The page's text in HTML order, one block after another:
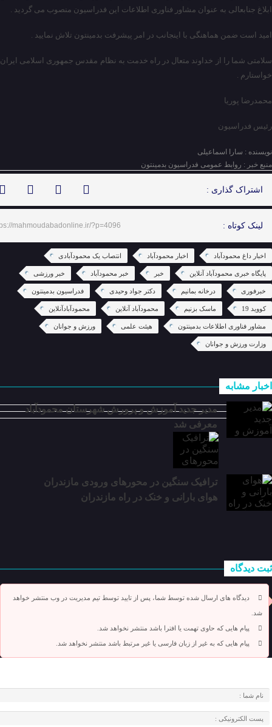
ابلاغ جنابعالی به عنوان مشاور فناوری اطلاعات این فدراسیون منصوب می گردید .
امید است ضمن هماهنگی با اینجانب در امر پیشرفت بدمینتون تلاش نمایید .
سلامتی شما را از خداوند متعال در راه خدمت به نظام مقدس جمهوری اسلامی ایران
خواستارم .
محمدرضا پوریا
رئیس فدراسیون
نویسنده : سارا اسماعیلی
منبع خبر : روابط عمومی فدراسیون بدمینتون
اشتراک گذاری :
لینک کوتاه : mahmoudabadonline.ir/?p=4096
اخبار داغ محمودآباد اخبار محمودآباد انتصاب یک محمودآبادی
پایگاه خبری محمودآباد آنلاین خبر خبر محمودآباد خبر ورزشی
خبرفوری درخانه بمانیم دکتر جواد وحیدی فدراسیون بدمینتون
کووید 19 ماسک بزنیم محمودآباد آنلاین محمودآبادآنلاین
مشاور فناوری اطلاعات بدمینتون هیئت علمی ورزش و جوانان
وزارت ورزش و جوانان
اخبار مشابه
مدیر جدید آموزش و پرورش شهرستان محمودآباد
معرفی شد
ترافیک سنگین در محور‌های ورودی مازندران
هوای بارانی و خنک در راه مازندران
ثبت دیدگاه
دیدگاه های ارسال شده توسط شما، پس از تایید توسط تیم مدیریت در وب منتشر خواهد
شد.
پیام هایی که حاوی تهمت یا افترا باشد منتشر نخواهد شد.
پیام هایی که به غیر از زبان فارسی یا غیر مرتبط باشد منتشر نخواهد شد.